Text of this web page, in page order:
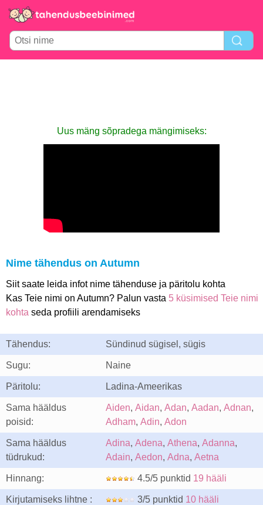
Uus mäng sõpradega mängimiseks:
Nime tähendus on Autumn
Siit saate leida infot nime tähenduse ja päritolu kohta
Kas Teie nimi on Autumn? Palun vasta 5 küsimised Teie nimi
kohta seda profiili arendamiseks
Tähendus: Sündinud sügisel, sügis
Sugu: Naine
Päritolu: Ladina-Ameerikas
Sama hääldus
poisid:
Aiden, Aidan, Adan, Aadan, Adnan,
Adham, Adin, Adon
Sama hääldus
tüdrukud:
Adina, Adena, Athena, Adanna,
Adain, Aedon, Adna, Aetna
Hinnang: 4.5/5 punktid 19 hääli
Kirjutamiseks lihtne : 3/5 punktid 10 hääli